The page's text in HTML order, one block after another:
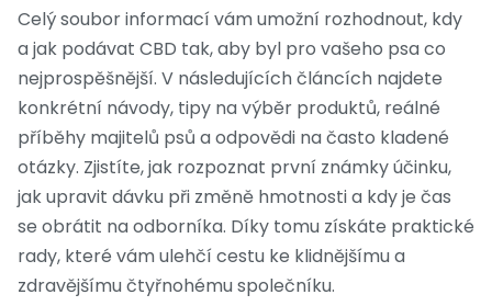
Celý soubor informací vám umožní rozhodnout, kdy
a jak podávat CBD tak, aby byl pro vašeho psa co
nejprospěšnější. V následujících článcích najdete
konkrétní návody, tipy na výběr produktů, reálné
příběhy majitelů psů a odpovědi na často kladené
otázky. Zjistíte, jak rozpoznat první známky účinku,
jak upravit dávku při změně hmotnosti a kdy je čas
se obrátit na odborníka. Díky tomu získáte praktické
rady, které vám ulehčí cestu ke klidnějšímu a
zdravějšímu čtyřnohému společníku.